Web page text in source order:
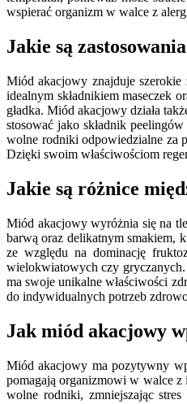
wspierać organizm w walce z
Jakie są
Miód akacjowy znajduje
idealnym składnikiem maseczek
gładka. Miód akacjowy działa
stosować jako składnik
wolne rodniki odpowiedzialne za
Dzięki swoim właściwościom
Jakie są różnice
Miód akacjowy wyróżnia się na
barwą oraz delikatnym smakiem,
ze względu na dominację
wielokwiatowych czy gryczanych.
ma swoje unikalne właściwości
do indywidualnych potrzeb
Jak miód akacjowy
Miód akacjowy ma pozytywny
pomagają organizmowi w walce z
wolne rodniki, zmniejszając